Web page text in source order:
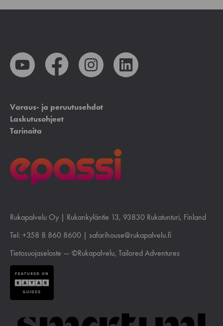
Rukapalvelu Oy | Rukankyläntie 13, 93830 Rukatunturi, Finland
Tel: +358 8 860 8600 | safarihouse@rukapalvelu.fi
Tietosuojaseloste — ©Rukapalvelu, Tailored Adventures
Varaus- ja peruutusehdot
Laskutusohjeet
Tarinoita